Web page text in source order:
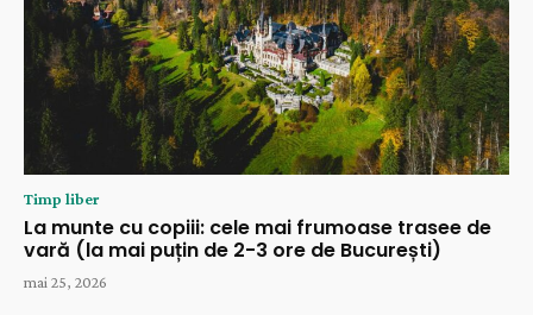
Timp liber
La munte cu copiii: cele mai frumoase trasee de
vară (la mai puțin de 2-3 ore de București)
mai 25, 2026